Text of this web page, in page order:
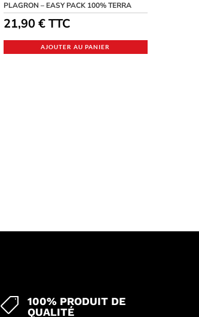
PLAGRON – EASY PACK 100% TERRA
21,90€TTC
AJOUTER AU PANIER

100% PRODUIT DE
QUALITÉ